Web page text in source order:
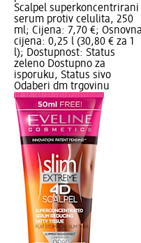
Scalpel superkoncentrirani
serum protiv celulita, 250
ml; Cijena: 7,70 €; Osnovna
cijena: 0,25 l (30,80 € za 1
l); Dostupnost: Status
zeleno Dostupno za
isporuku, Status sivo
Odaberi dm trgovinu